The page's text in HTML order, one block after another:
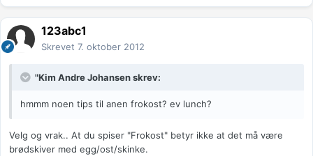
123abc1
Skrevet 7. oktober 2012
"Kim Andre Johansen skrev:
hmmm noen tips til anen frokost? ev lunch?
Velg og vrak.. At du spiser "Frokost" betyr ikke at det må være
brødskiver med egg/ost/skinke.